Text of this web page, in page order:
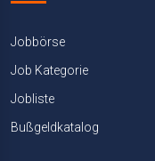
Jobbörse
Job Kategorie
Jobliste
Bußgeldkatalog